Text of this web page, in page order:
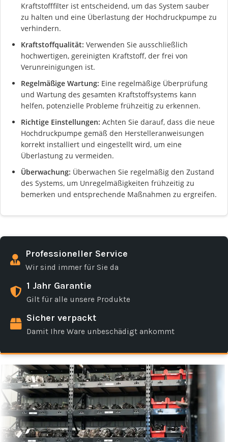
Kraftstofffilter ist entscheidend, um das System sauber
zu halten und eine Überlastung der Hochdruckpumpe zu
verhindern.
Kraftstoffqualität: Verwenden Sie ausschließlich
hochwertigen, gereinigten Kraftstoff, der frei von
Verunreinigungen ist.
Regelmäßige Wartung: Eine regelmäßige Überprüfung
und Wartung des gesamten Kraftstoffsystems kann
helfen, potenzielle Probleme frühzeitig zu erkennen.
Richtige Einstellungen: Achten Sie darauf, dass die neue
Hochdruckpumpe gemäß den Herstelleranweisungen
korrekt installiert und eingestellt wird, um eine
Überlastung zu vermeiden.
Überwachung: Überwachen Sie regelmäßig den Zustand
des Systems, um Unregelmäßigkeiten frühzeitig zu
bemerken und entsprechende Maßnahmen zu ergreifen.
Professioneller Service
Wir sind immer für Sie da
1 Jahr Garantie
Gilt für alle unsere Produkte
Sicher verpackt
Damit Ihre Ware unbeschädigt ankommt